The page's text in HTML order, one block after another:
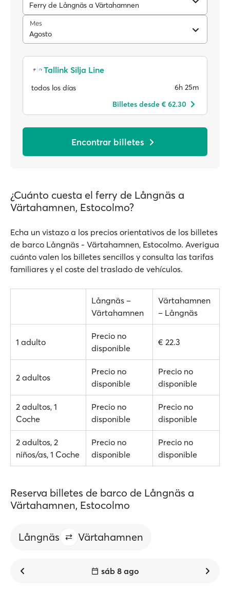
Ferry de Långnäs a Värtahamnen
Mes
Agosto
Tallink Silja Line
todos los días
6h 25m
Billetes desde € 62.30
Encontrar billetes
¿Cuánto cuesta el ferry de Långnäs a
Värtahamnen, Estocolmo?
Echa un vistazo a los precios orientativos de los billetes
de barco Långnäs - Värtahamnen, Estocolmo. Averigua
cuánto valen los billetes sencillos y consulta las tarifas
familiares y el coste del traslado de vehículos.
Långnäs –
Värtahamnen
Värtahamnen
– Långnäs
1 adulto
Precio no
disponible
€ 22.3
2 adultos
Precio no
disponible
Precio no
disponible
2 adultos, 1
Coche
Precio no
disponible
Precio no
disponible
2 adultos, 2
niños/as, 1 Coche
Precio no
disponible
Precio no
disponible
Reserva billetes de barco de Långnäs a
Värtahamnen, Estocolmo
Långnäs Värtahamnen
sáb 8 ago